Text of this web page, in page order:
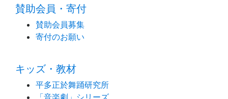
賛助会員・寄付
賛助会員募集
寄付のお願い
キッズ・教材
平多正於舞踊研究所
「音楽劇」シリーズ